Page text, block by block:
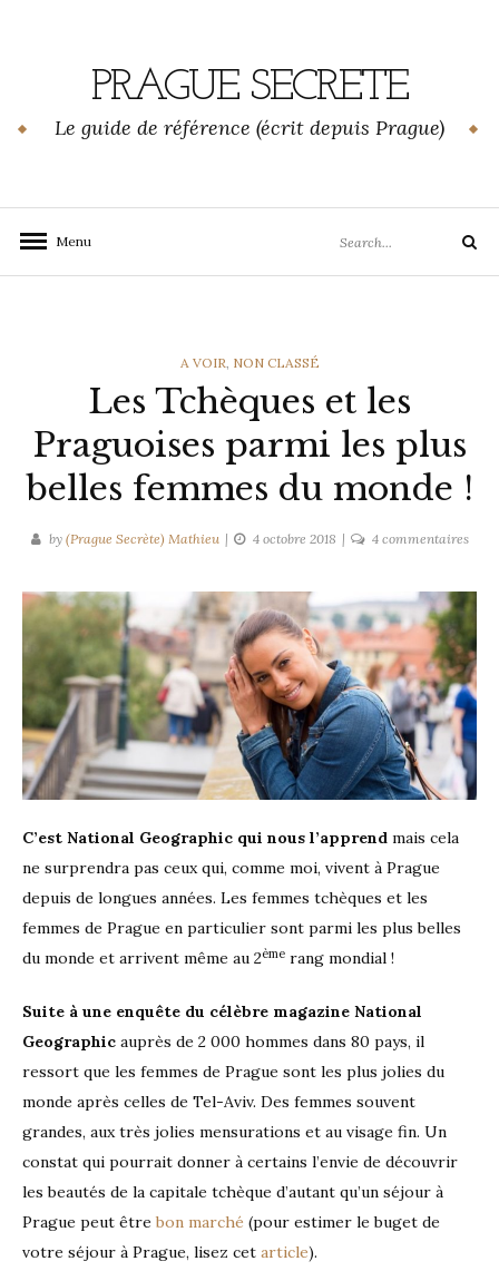
PRAGUE SECRETE
Le guide de référence (écrit depuis Prague)
Menu
for:
Search
CATEGORIES
A VOIR, NON CLASSÉ
Les Tchèques et les
Praguoises parmi les plus
belles femmes du monde !
by (Prague Secrète) Mathieu 4 octobre 2018 4 commentairessur
les
les
plus
belles
C’est National Geographic qui nous l’apprend mais cela
ne surprendra pas ceux qui, comme moi, vivent à Prague
depuis de longues années. Les femmes tchèques et les
femmes de Prague en particulier sont parmi les plus belles
du monde et arrivent même au 2ème rang mondial !
Suite à une enquête du célèbre magazine National
Geographic auprès de 2 000 hommes dans 80 pays, il
ressort que les femmes de Prague sont les plus jolies du
monde après celles de Tel-Aviv. Des femmes souvent
grandes, aux très jolies mensurations et au visage fin. Un
constat qui pourrait donner à certains l’envie de découvrir
les beautés de la capitale tchèque d’autant qu’un séjour à
Prague peut être bon marché (pour estimer le buget de
votre séjour à Prague, lisez cet article).